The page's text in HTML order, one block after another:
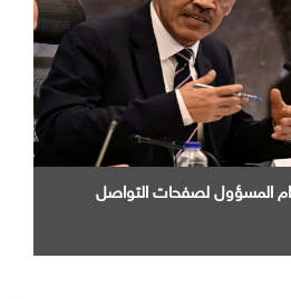
المسؤول لصفحات التواصل